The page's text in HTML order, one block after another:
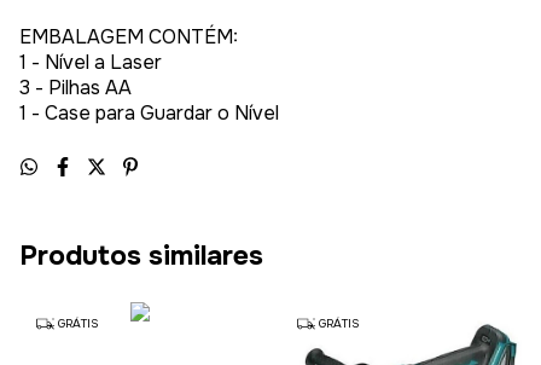
EMBALAGEM CONTÉM:
1 - Nível a Laser
3 - Pilhas AA
1 - Case para Guardar o Nível
Produtos similares
GRÁTIS GRÁTIS